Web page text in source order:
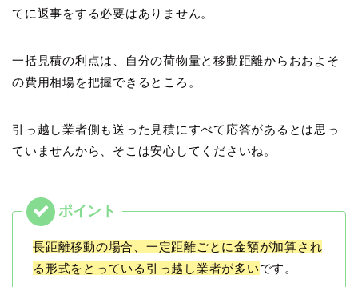
てに返事をする必要はありません。
一括見積の利点は、自分の荷物量と移動距離からおおよそ
の費用相場を把握できるところ。
引っ越し業者側も送った見積にすべて応答があるとは思っ
ていませんから、そこは安心してくださいね。
長距離移動の場合、一定距離ごとに金額が加算され
る形式をとっている引っ越し業者が多いです。